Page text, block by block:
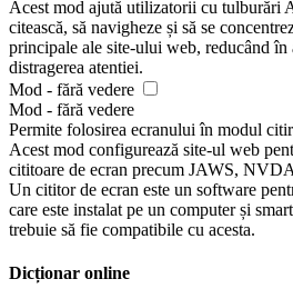
Acest mod ajută utilizatorii cu tulburări
citească, să navigheze și să se
principale ale site-ului web, reducând
distragerea atentiei.
Mod - fără vedere
Mod - fără vedere
Permite folosirea ecranului în modul
Acest mod configurează site-ul web
cititoare de ecran precum JAWS,
Un cititor de ecran este un software
care este instalat pe un computer și
trebuie să fie compatibile cu acesta.
Dicționar online